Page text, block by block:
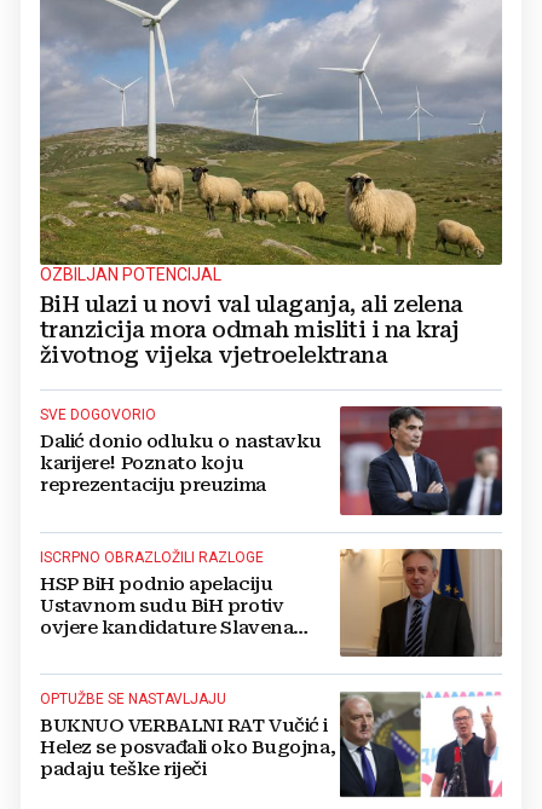
OZBILJAN POTENCIJAL
BiH ulazi u novi val ulaganja, ali zelena
tranzicija mora odmah misliti i na kraj
životnog vijeka vjetroelektrana
SVE DOGOVORIO
Dalić donio odluku o nastavku
karijere! Poznato koju
reprezentaciju preuzima
ISCRPNO OBRAZLOŽILI RAZLOGE
HSP BiH podnio apelaciju
Ustavnom sudu BiH protiv
ovjere kandidature Slavena
OPTUŽBE SE NASTAVLJAJU
BUKNUO VERBALNI RAT Vučić i
Helez se posvađali oko Bugojna,
padaju teške riječi